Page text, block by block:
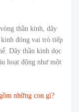
thần kinh, dây
đóng vai trò tiếp
Dây thần kinh dọc
hoạt động như một
những con gì?